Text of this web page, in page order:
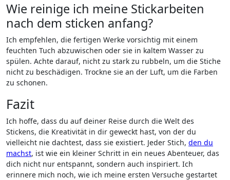
Wie reinige ich meine Stickarbeiten⁣
nach dem sticken ⁤anfang?
Ich empfehlen, die fertigen Werke vorsichtig​ mit einem
feuchten Tuch abzuwischen oder sie in kaltem Wasser zu
spülen. Achte darauf, nicht zu stark zu⁤ rubbeln, ⁣um die⁤ Stiche
‌nicht zu beschädigen. ⁣Trockne sie an ‍der Luft, um die Farben
zu schonen.
Fazit
Ich hoffe, dass du ⁣auf deiner Reise durch die Welt des
Stickens, die Kreativität in dir geweckt hast, von der du
vielleicht ​nie dachtest, dass sie existiert. Jeder⁣ Stich, den du
machst, ist wie ein⁣ kleiner Schritt in ein neues Abenteuer, das
dich nicht nur entspannt, sondern auch inspiriert. Ich
erinnere mich noch, wie ‌ich meine ersten Versuche gestartet